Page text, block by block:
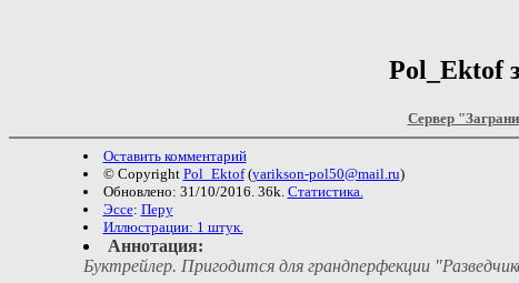
Pol_Ektof
Сервер
Оставить комментарий
© Copyright Pol_Ektof(yarikson-pol50@mail.ru)
Обновлено: 31/10/2016. 36k. Статистика.
Эссе: Перу
Иллюстрации: 1 штук.
Аннотация:
Буктрейлер. Пригодится для грандперфекции